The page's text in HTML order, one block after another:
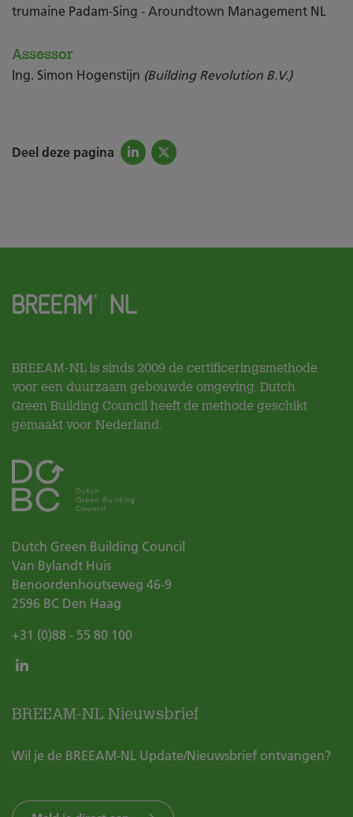
trumaine Padam-Sing - Aroundtown Management NL
Assessor
Ing. Simon Hogenstijn (Building Revolution B.V.)
Deel deze pagina
BREEAM-NL is sinds 2009 de certificeringsmethode
voor een duurzaam gebouwde omgeving. Dutch
Green Building Council heeft de methode geschikt
gemaakt voor Nederland.
Dutch Green Building Council
Van Bylandt Huis
Benoordenhoutseweg 46-9
2596 BC Den Haag
+31 (0)88 - 55 80 100
BREEAM-NL Nieuwsbrief
Wil je de BREEAM-NL Update/Nieuwsbrief ontvangen?